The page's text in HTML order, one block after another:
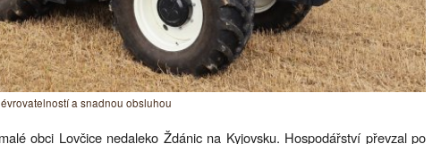
a snadnou obsluhou
obci Lovčice nedaleko Ždánic na Kyjovsku. Hospodářství převzal po